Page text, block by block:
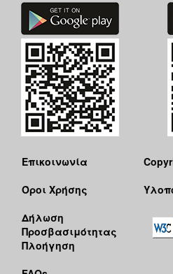
Επικοινωνία
Όροι Χρήσης
Δήλωση
Προσβασιμότητας
Πλοήγηση